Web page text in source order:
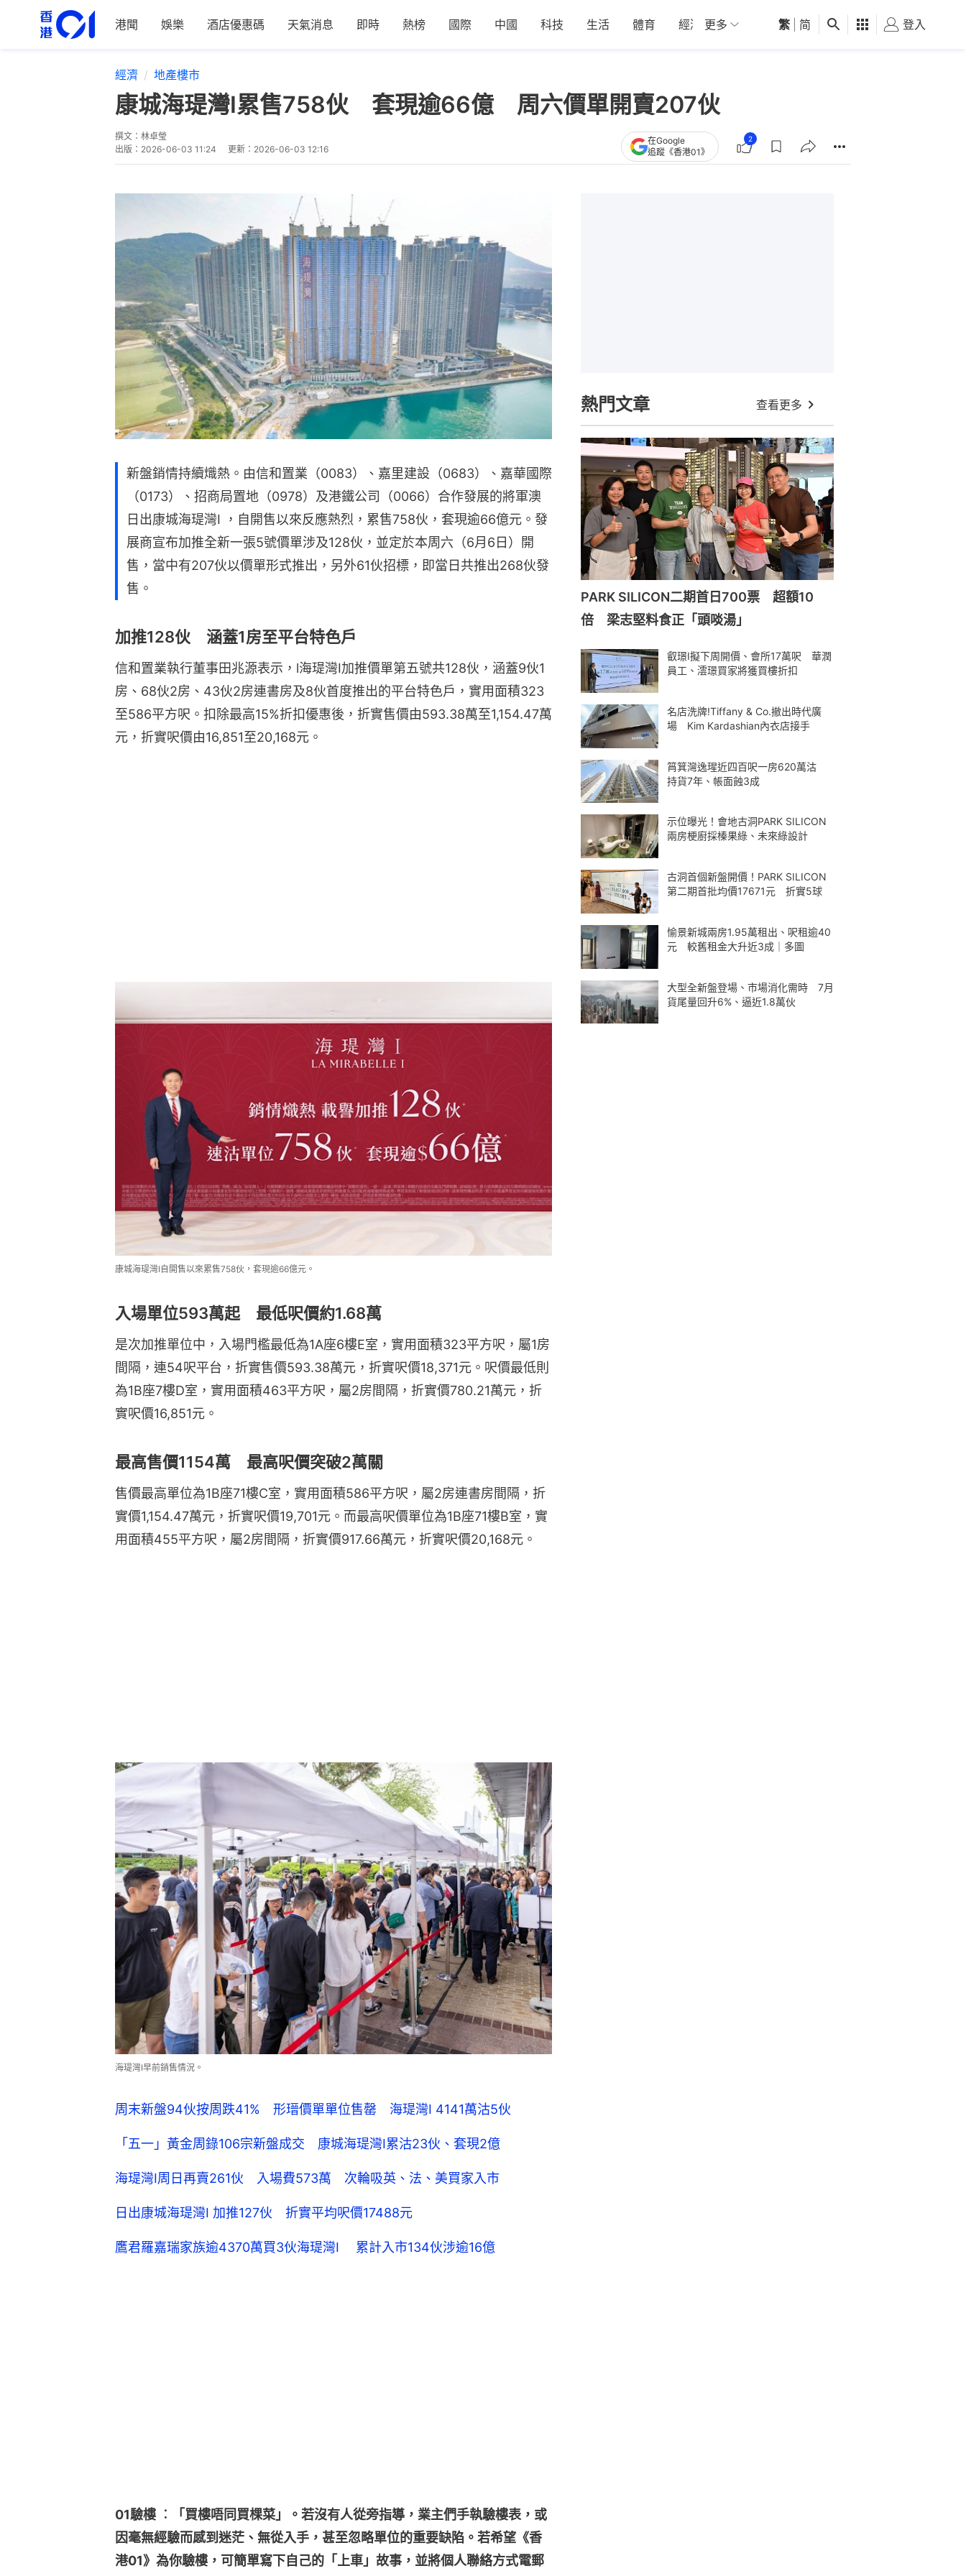
港聞 娛樂 酒店優惠碼 天氣消息 即時 熱榜 國際 中國 科技 生活 體育 經濟 01深圳 觀點 健康 好食玩飛
更多 繁 简 登入
經濟 地產樓市
康城海瑅灣I累售758伙 套現逾66億 周六價單開賣207伙
撰文： 林卓瑩
出版： 2026-06-03 11:24 更新： 2026-06-03 12:16
在Google
追蹤《香港01》
2
新盤銷情持續熾熱。由信和置業（0083）、嘉里建設（0683）、嘉華國際
（0173）、招商局置地（0978）及港鐵公司（0066）合作發展的將軍澳
日出康城海瑅灣I ，自開售以來反應熱烈，累售758伙，套現逾66億元。發
展商宣布加推全新一張5號價單涉及128伙，並定於本周六（6月6日）開
售，當中有207伙以價單形式推出，另外61伙招標，即當日共推出268伙發
售。
加推128伙 涵蓋1房至平台特色戶
信和置業執行董事田兆源表示，l海瑅灣I加推價單第五號共128伙，涵蓋9伙1
房、68伙2房、43伙2房連書房及8伙首度推出的平台特色戶，實用面積323
至586平方呎。扣除最高15%折扣優惠後，折實售價由593.38萬至1,154.47萬
元，折實呎價由16,851至20,168元。
康城海瑅灣I自開售以來累售758伙，套現逾66億元。
入場單位593萬起 最低呎價約1.68萬
是次加推單位中，入場門檻最低為1A座6樓E室，實用面積323平方呎，屬1房
間隔，連54呎平台，折實售價593.38萬元，折實呎價18,371元。呎價最低則
為1B座7樓D室，實用面積463平方呎，屬2房間隔，折實價780.21萬元，折
實呎價16,851元。
最高售價1154萬 最高呎價突破2萬關
售價最高單位為1B座71樓C室，實用面積586平方呎，屬2房連書房間隔，折
實價1,154.47萬元，折實呎價19,701元。而最高呎價單位為1B座71樓B室，實
用面積455平方呎，屬2房間隔，折實價917.66萬元，折實呎價20,168元。
海瑅灣I早前銷售情況。
周末新盤94伙按周跌41% 形瑨價單單位售罄 海瑅灣I 4141萬沽5伙
「五一」黃金周錄106宗新盤成交 康城海瑅灣I累沽23伙、套現2億
海瑅灣I周日再賣261伙 入場費573萬 次輪吸英、法、美買家入市
日出康城海瑅灣I 加推127伙 折實平均呎價17488元
鷹君羅嘉瑞家族逾4370萬買3伙海瑅灣I 累計入市134伙涉逾16億
01驗樓 ︰「買樓唔同買棵菜」。若沒有人從旁指導，業主們手執驗樓表，或
因毫無經驗而感到迷茫、無從入手，甚至忽略單位的重要缺陷。若希望《香
港01》為你驗樓，可簡單寫下自己的「上車」故事，並將個人聯絡方式電郵
熱門文章 查看更多
PARK SILICON二期首日700票 超額10
倍 梁志堅料食正「頭啖湯」
叡璟I擬下周開價、會所17萬呎 華潤
員工、澐璟買家將獲買樓折扣
名店洗牌!Tiffany & Co.撤出時代廣
場 Kim Kardashian內衣店接手
筲箕灣逸瑆近四百呎一房620萬沽
持貨7年、帳面蝕3成
示位曝光！會地古洞PARK SILICON
兩房梗廚採榛果綠、未來綠設計
古洞首個新盤開價！PARK SILICON
第二期首批均價17671元 折實5球
愉景新城兩房1.95萬租出、呎租逾40
元 較舊租金大升近3成｜多圖
大型全新盤登場、市場消化需時 7月
貨尾量回升6%、逼近1.8萬伙